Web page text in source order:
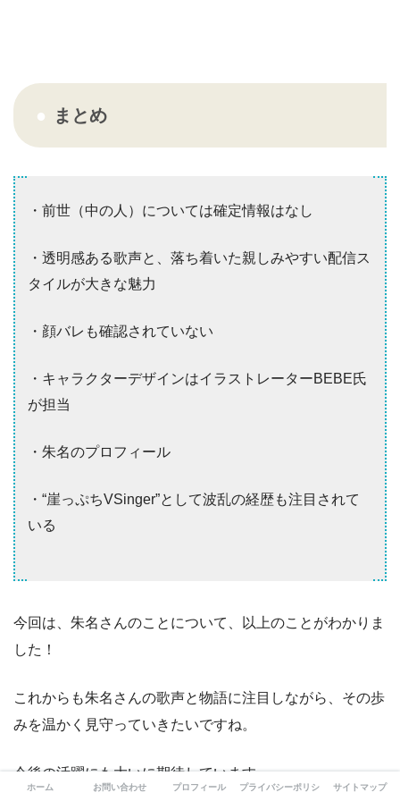
まとめ
・前世（中の人）については確定情報はなし
・透明感ある歌声と、落ち着いた親しみやすい配信ス
タイルが大きな魅力
・顔バレも確認されていない
・キャラクターデザインはイラストレーターBEBE氏
が担当
・朱名のプロフィール
・“崖っぷちVSinger”として波乱の経歴も注目されて
いる
今回は、朱名さんのことについて、以上のことがわかりま
した！
これからも朱名さんの歌声と物語に注目しながら、その歩
みを温かく見守っていきたいですね。
今後の活躍にも大いに期待しています。
ホーム お問い合わせ プロフィール プライバシーポリシー サイトマップ